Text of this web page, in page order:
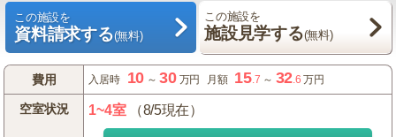
この施設を
資料請求する(無料)
この施設を
施設見学する(無料)
費用 入居時 10 ～30 万円 月額 15.7 ～ 32.6 万円
空室状況 1~4室（8/5現在）